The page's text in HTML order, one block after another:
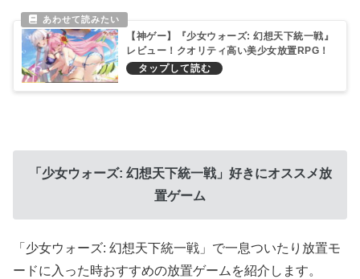
【神ゲー】『少女ウォーズ: 幻想天下統一戦』
レビュー！クオリティ高い美少女放置RPG！
プロのこだわりが半端ないエッチさ
「少女ウォーズ: 幻想天下統一戦」好きにオススメ放
置ゲーム
「少女ウォーズ: 幻想天下統一戦」で一息ついたり放置モ
ードに入った時おすすめの放置ゲームを紹介します。